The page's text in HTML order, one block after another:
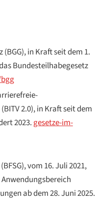
, in Kraft seit dem 1.
Bundesteilhabegesetz
2.0), in Kraft seit dem
2023.gesetze-im-
, vom 16. Juli 2021,
Anwendungsbereich
ab dem 28. Juni 2025.